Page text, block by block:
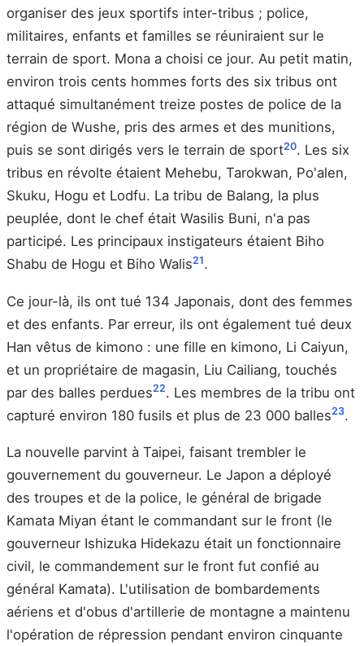
organiser des jeux sportifs inter-tribus ; police,
militaires, enfants et familles se réuniraient sur le
terrain de sport. Mona a choisi ce jour. Au petit matin,
environ trois cents hommes forts des six tribus ont
attaqué simultanément treize postes de police de la
région de Wushe, pris des armes et des munitions,
puis se sont dirigés vers le terrain de sport20. Les six
tribus en révolte étaient Mehebu, Tarokwan, Po'alen,
Skuku, Hogu et Lodfu. La tribu de Balang, la plus
peuplée, dont le chef était Wasilis Buni, n'a pas
participé. Les principaux instigateurs étaient Biho
Shabu de Hogu et Biho Walis21.
Ce jour-là, ils ont tué 134 Japonais, dont des femmes
et des enfants. Par erreur, ils ont également tué deux
Han vêtus de kimono : une fille en kimono, Li Caiyun,
et un propriétaire de magasin, Liu Cailiang, touchés
par des balles perdues22. Les membres de la tribu ont
capturé environ 180 fusils et plus de 23 000 balles23.
La nouvelle parvint à Taipei, faisant trembler le
gouvernement du gouverneur. Le Japon a déployé
des troupes et de la police, le général de brigade
Kamata Miyan étant le commandant sur le front (le
gouverneur Ishizuka Hidekazu était un fonctionnaire
civil, le commandement sur le front fut confié au
général Kamata). L'utilisation de bombardements
aériens et d'obus d'artillerie de montagne a maintenu
l'opération de répression pendant environ cinquante